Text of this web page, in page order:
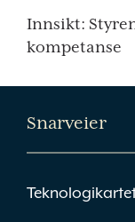
Innsikt:
kompetanse
Snarveier